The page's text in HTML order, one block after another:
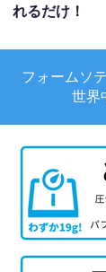
れるだけ！
フォームソ
世界